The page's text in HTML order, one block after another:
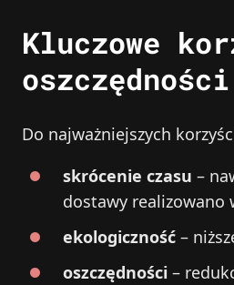
Kluczowe
oszczędności
Do najważniejszych
skrócenie czasu –
dostawy realizowano
ekologiczność –
oszczędności –